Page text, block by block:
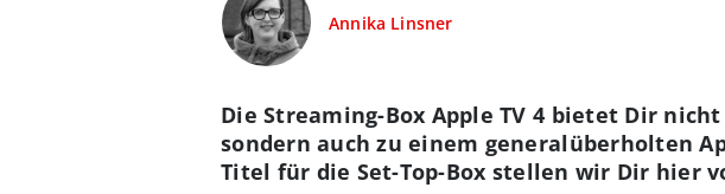
Annika Linsner
Die Streaming-Box Apple TV 4 bietet Dir
sondern auch zu einem generalüberholten
Titel für die Set-Top-Box stellen wir Dir hier